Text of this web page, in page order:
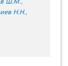
Н.Н.